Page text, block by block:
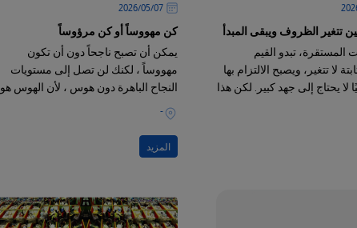
تتغير الظروف ويبقى المبدأ
المستقرة، تبدو القيم
لا تتغير، ويصبح الالتزام بها
لا يحتاج إلى جهد كبير. لكن هذا
قد يكون خادعًا
07‏/05‏/2026
كن مهووساً أو كن مرؤوساً
يمكن أن تصبح ناجحاً دون أن تكون
مهووساً ، لكنك لن تصل إلى مستويات
النجاح الباهرة دون هوس ، لأن الهوس هو
العامل المشترك الوحيد بين الأشخاص
الموجودين في القمة
-
المزيد